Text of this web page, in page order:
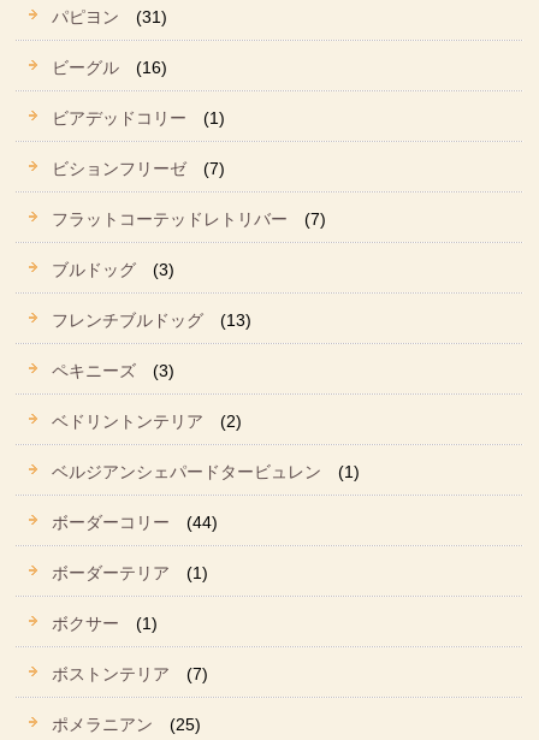
パピヨン (31)
ビーグル (16)
ビアデッドコリー (1)
ビションフリーゼ (7)
フラットコーテッドレトリバー (7)
ブルドッグ (3)
フレンチブルドッグ (13)
ペキニーズ (3)
ベドリントンテリア (2)
ベルジアンシェパードタービュレン (1)
ボーダーコリー (44)
ボーダーテリア (1)
ボクサー (1)
ボストンテリア (7)
ポメラニアン (25)